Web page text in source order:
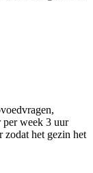
week 3 uur
zodat het gezin het